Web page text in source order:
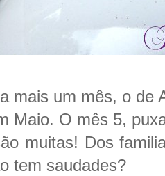
mais um mês, o de
Maio. O mês 5,
muitas! Dos
tem saudades?